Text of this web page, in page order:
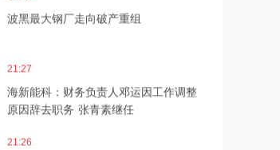
波黑最大钢厂走向破产重组
21:27
海新能科：财务负责人邓运因工作调整
原因辞去职务 张青素继任
21:26